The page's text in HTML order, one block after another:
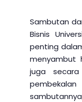
Sambutan
Bisnis
penting
menyambut
juga
pembekalan